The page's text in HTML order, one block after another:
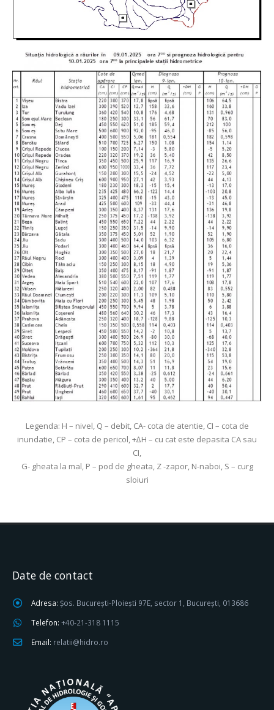
Legenda: H – nivel, Q – debit, CA- cota de atentie, CI – cota de
inundatie, CP – cota de pericol, +∆H – cu cat este depasita CA sau
CI,
G- gheata la mal, P – pod de gheata, Z -zapor, N-naboi, S – curg
sloiuri
Date de contact
Adresa: Șos. București-Ploiești 97E, sector 1, București, 013686
Telefon: +40-21-318 1115
Email: relatii@hidro.ro